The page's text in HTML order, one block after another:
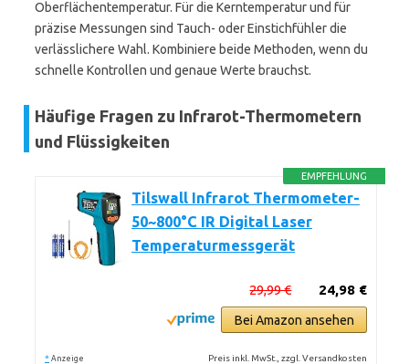
Oberflächentemperatur. Für die Kerntemperatur und für
präzise Messungen sind Tauch- oder Einstichfühler die
verlässlichere Wahl. Kombiniere beide Methoden, wenn du
schnelle Kontrollen und genaue Werte brauchst.
Häufige Fragen zu Infrarot-Thermometern
und Flüssigkeiten
EMPFEHLUNG
Tilswall Infrarot Thermometer-
50~800°C IR Digital Laser
Temperaturmessgerät
24,98 €
29,99 €
Bei Amazon ansehen
* Anzeige Preis inkl. MwSt., zzgl. Versandkosten